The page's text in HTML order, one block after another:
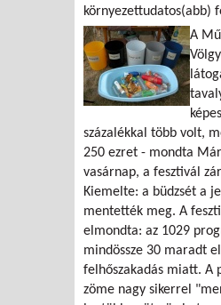
környezettudatos(abb)
A
százalékkal több volt,
250 ezret - mondta
vasárnap, a fesztivál
Kiemelte: a büdzsét a
mentették meg. A
elmondta: az 1029
mindössze 30 maradt
felhőszakadás miatt. A
zöme nagy sikerrel